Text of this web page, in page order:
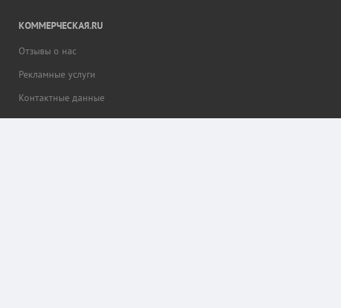
КОММЕРЧЕСКАЯ.RU
Отзывы о нас
Рекламные услуги
Контактные данные